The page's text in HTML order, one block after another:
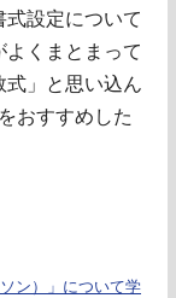
設定について
よくまとまって
式」と思い込ん
おすすめした
ン）」について学